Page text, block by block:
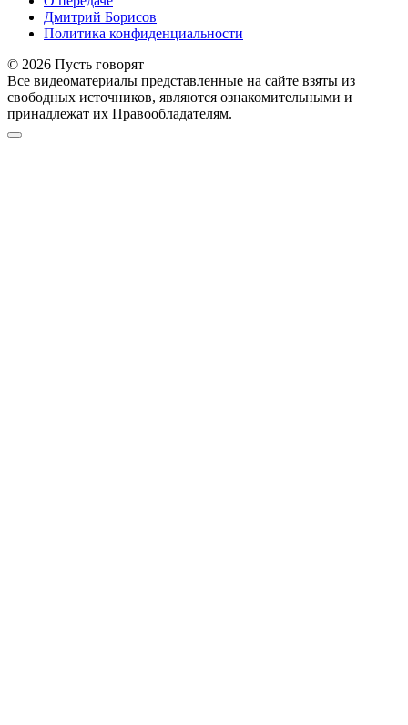
Дмитрий Борисов
Политика конфиденциальности
© 2026 Пусть говорят
Все видеоматериалы представленные на сайте взяты из
свободных источников, являются ознакомительными и
принадлежат их Правообладателям.